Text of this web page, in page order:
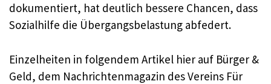
dokumentiert, hat deutlich bessere Chancen, dass
Sozialhilfe die Übergangsbelastung abfedert.
Einzelheiten in folgendem Artikel hier auf Bürger &
Geld, dem Nachrichtenmagazin des Vereins Für